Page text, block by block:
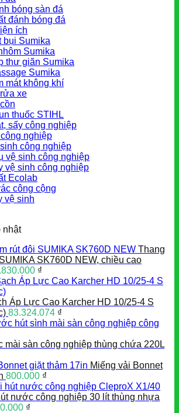
bóng sàn đá
đánh bóng đá
ích
bụi Sumika
Sumika
thư giãn Sumika
Sumika
mát không khí
xe
thuốc STIHL
sấy công nghiệp
nghiệp
công nghiệp
vệ sinh công nghiệp
vệ sinh công nghiệp
Ecolab
công cộng
vệ sinh
nhật
Thang
SK760D NEW, chiều cao
₫
Áp Lực Cao Karcher HD 10/25-4 S
83.324.074 ₫
mài sàn công nghiệp thùng chứa 220L
Miếng vải Bonnet
800.000 ₫
nước công nghiệp 30 lít thùng nhựa
₫